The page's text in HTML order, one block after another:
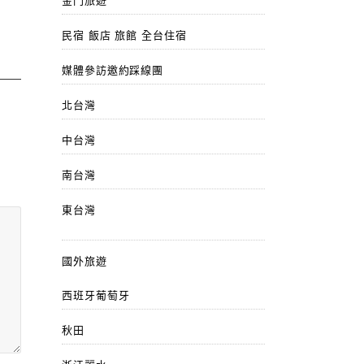
民宿 飯店 旅館 全台住宿
媒體參訪邀約踩線團
北台灣
中台灣
南台灣
東台灣
國外旅遊
西班牙葡萄牙
秋田